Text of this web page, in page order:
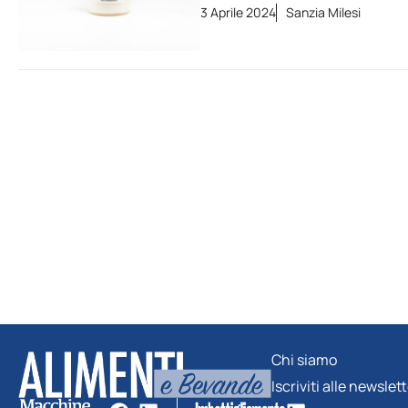
3 Aprile 2024 Sanzia Milesi
Chi siamo
Iscriviti alle